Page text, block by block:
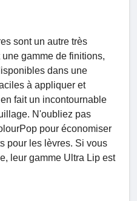
sont un autre très
gamme de finitions,
dans une
à appliquer et
fait un incontournable
N'oubliez pas
pour économiser
pour les lèvres. Si vous
leur gamme Ultra Lip est